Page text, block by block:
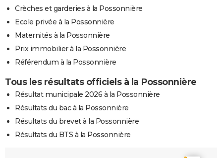
Crèches et garderies à la Possonnière
Ecole privée à la Possonnière
Maternités à la Possonnière
Prix immobilier à la Possonnière
Référendum à la Possonnière
Tous les résultats officiels à la Possonnière
Résultat municipale 2026 à la Possonnière
Résultats du bac à la Possonnière
Résultats du brevet à la Possonnière
Résultats du BTS à la Possonnière